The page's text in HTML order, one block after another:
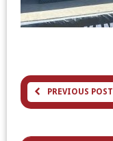
PREVIOUS POST